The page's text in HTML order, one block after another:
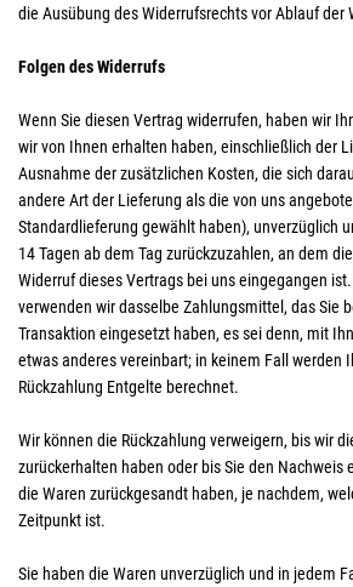
die Ausübung des Widerrufsrechts vor Ablauf der
Folgen des Widerrufs
Wenn Sie diesen Vertrag widerrufen, haben wir
wir von Ihnen erhalten haben, einschließlich der
Ausnahme der zusätzlichen Kosten, die sich
andere Art der Lieferung als die von uns
Standardlieferung gewählt haben), unverzüglich
14Tagen ab dem Tag zurückzuzahlen, an dem
Widerruf dieses Vertrags bei uns eingegangen
verwenden wir dasselbe Zahlungsmittel, das Sie
Transaktion eingesetzt haben, es sei denn, mit
etwas anderes vereinbart; in keinem Fall werden
Rückzahlung Entgelte berechnet.
Wir können die Rückzahlung verweigern, bis wir
zurückerhalten haben oder bis Sie den Nachweis
die Waren zurückgesandt haben, je nachdem,
Zeitpunkt ist.
Sie haben die Waren unverzüglich und in jedem